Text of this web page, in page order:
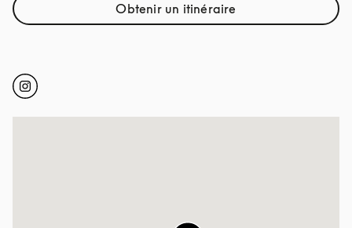
Obtenir un itinéraireLink Opens in New Tab
Click to open Instagram
Link Opens in New Tab